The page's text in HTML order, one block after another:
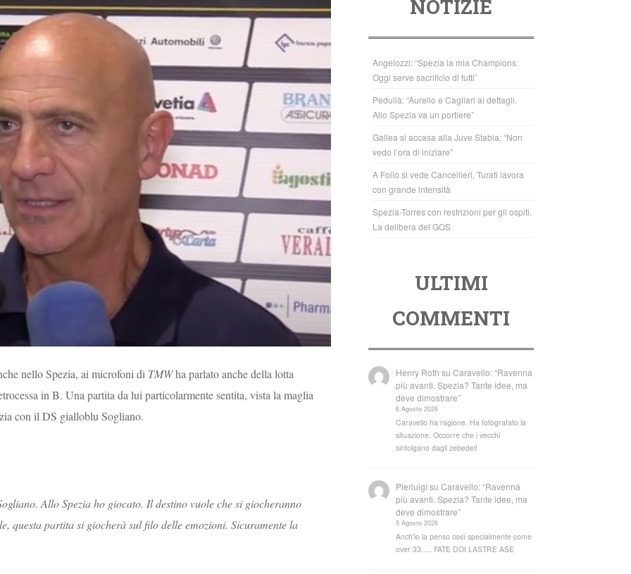
nello Spezia, ai microfoni di TMWha parlato anche della lotta
in B. Una partita da lui particolarmente sentita, vista la maglia
con il DS gialloblu Sogliano.
Allo Spezia ho giocato. Il destino vuole che si giocheranno
questa partita si giocherà sul filo delle emozioni. Sicuramente la
o
o
k
A
p
p
NOTIZIE
Angelozzi: “Spezia la mia Champions.
Oggi serve sacrificio di tutti”
Pedullà: “Aurelio e Cagliari ai dettagli.
Allo Spezia va un portiere”
Gallea si accasa alla Juve Stabia: “Non
vedo l’ora di iniziare”
A Follo si vede Cancellieri, Turati lavora
con grande intensità
Spezia-Torres con restrizioni per gli ospiti.
La delibera del GOS
ULTIMI
COMMENTI
Henry Roth suCaravello: “Ravenna
più avanti. Spezia? Tante idee, ma
deve dimostrare”
6 Agosto 2026
Caravello ha ragione. Ha fotografato la
situazione. Occorre che i vecchi
sintolgano dagli zebedei!
Pierluigi suCaravello: “Ravenna
più avanti. Spezia? Tante idee, ma
deve dimostrare”
5 Agosto 2026
Anch'io la penso così specialmente come
over 33..... FATE DOI LASTRE ASE